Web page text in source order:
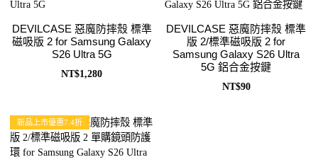
DEVILCASE 惡魔防摔殼 標準
磁吸版 2 for Samsung Galaxy
S26 Ultra 5G
NT$1,280
DEVILCASE 惡魔防摔殼 標準
版 2/標準磁吸版 2 for
Samsung Galaxy S26 Ultra
5G 鋁合金按鍵
NT$90
新品上市優惠7.4折